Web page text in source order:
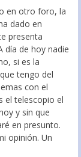
en otro foro, la
dado en
presenta
día de hoy nadie
si es la
tengo del
con el
el telescopio el
y sin que
en presunto.
opinión. Un